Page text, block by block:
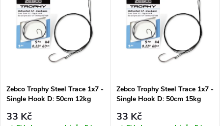
n
p
Abecedně
p
s
p
Zebco Trophy Steel Trace 1x7 -
Single Hook D: 50cm 12kg
33 Kč
Zebco Trophy Steel Trace 1x7 -
Single Hook D: 50cm 15kg
33 Kč